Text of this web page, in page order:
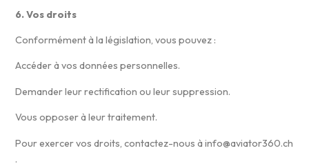
6. Vos droits
Conformément à la législation, vous pouvez :
Accéder à vos données personnelles.
Demander leur rectification ou leur suppression.
Vous opposer à leur traitement.
Pour exercer vos droits, contactez-nous à info@aviator360.ch
.